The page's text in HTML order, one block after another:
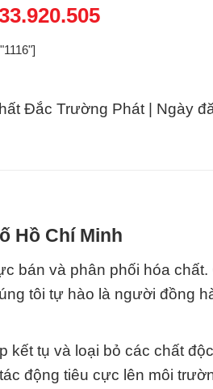
Đắc Trường Phát | Ngày
Hồ Chí Minh
bán và phân phối hóa chất.
tôi tự hào là người đồng
kết tụ và loại bỏ các chất
động tiêu cực lên môi